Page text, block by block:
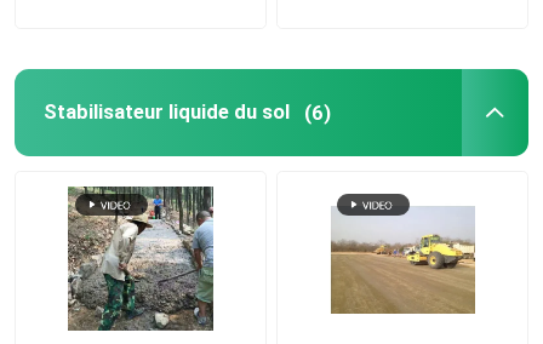
Stabilisateur liquide du sol (6)